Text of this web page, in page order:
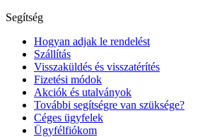
Segítség
Hogyan adjak le rendelést
Szállítás
Visszaküldés és visszatérítés
Fizetési módok
Akciók és utalványok
További segítségre van szüksége?
Céges ügyfelek
Ügyfélfiókom